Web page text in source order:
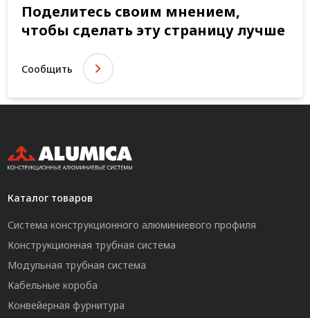
Поделитесь своим мнением,
чтобы сделать эту страницу лучше
Сообщить
Каталог товаров
Система конструкционного алюминиевого профиля
Конструкционная трубная система
Модульная трубная система
Кабельные короба
Конвейерная фурнитура